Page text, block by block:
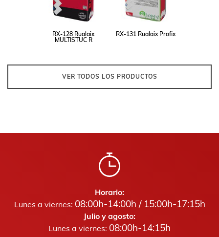
RX-128 Rualaix
MULTISTUC R
RX-131 Rualaix Profix
VER TODOS LOS PRODUCTOS
Horario:
Lunes a viernes: 08:00h-14:00h / 15:00h-17:15h
Julio y agosto:
Lunes a viernes: 08:00h-14:15h